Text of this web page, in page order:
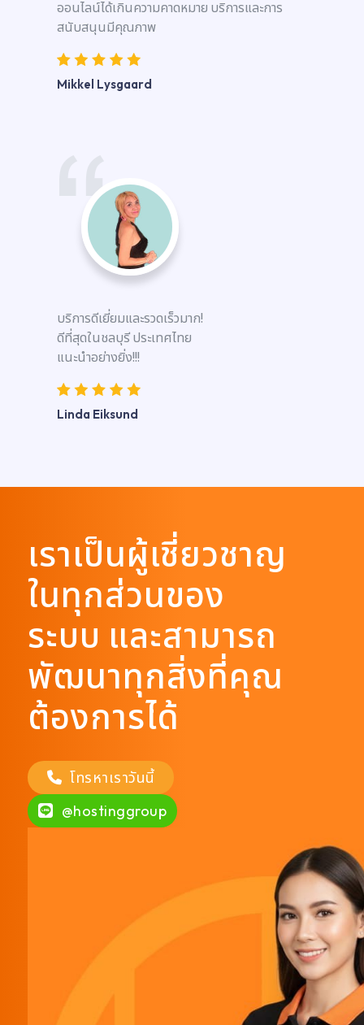
ออนไลน์ได้เกินความคาดหมาย บริการและการ
สนับสนุนมีคุณภาพ
Mikkel Lysgaard
บริการดีเยี่ยมและรวดเร็วมาก!
ดีที่สุดในชลบุรี ประเทศไทย
แนะนำอย่างยิ่ง!!!
Linda Eiksund
เราเป็นผู้เชี่ยวชาญ
ในทุกส่วนของ
ระบบ และสามารถ
พัฒนาทุกสิ่งที่คุณ
ต้องการได้
โทรหาเราวันนี้
@hostinggroup